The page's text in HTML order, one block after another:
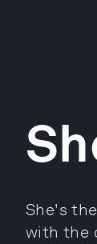
She's
with the